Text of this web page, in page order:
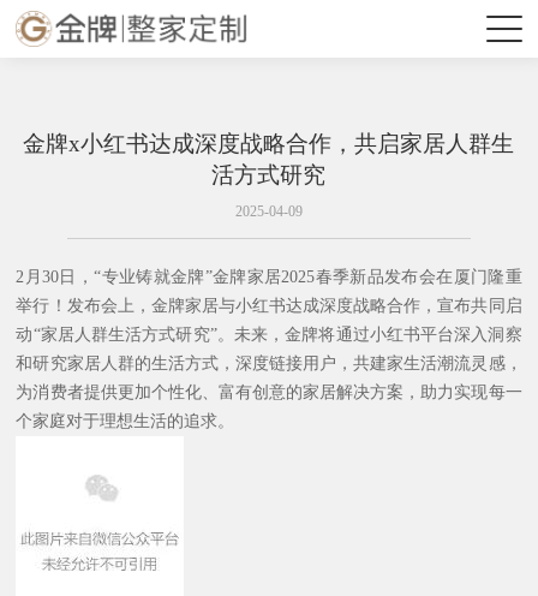
金牌x小红书达成深度战略合作，共启家居人群生
活方式研究
2025-04-09
2月30日，“专业铸就金牌”金牌家居2025春季新品发布会在厦门隆重
举行！发布会上，金牌家居与小红书达成深度战略合作，宣布共同启
动“家居人群生活方式研究”。 未来，金牌将通过小红书平台深入洞察
和研究家居人群的生活方式，深度链接用户，共建家生活潮流灵感，
为消费者提供更加个性化、富有创意的家居解决方案，助力实现每一
个家庭对于理想生活的追求。